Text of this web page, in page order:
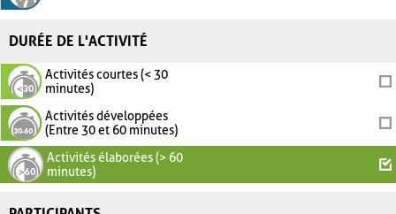
DURÉE DE L'ACTIVITÉ
Activités courtes (< 30
minutes)
Activités développées
(Entre 30 et 60 minutes)
Activités élaborées (> 60
minutes)